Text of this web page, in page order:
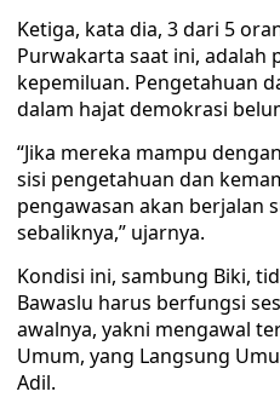
Ketiga, kata dia, 3 dari 5
Purwakarta saat ini, adalah
kepemiluan. Pengetahuan
dalam hajat demokrasi
“Jika mereka mampu
sisi pengetahuan dan
pengawasan akan berjalan
sebaliknya,” ujarnya.
Kondisi ini, sambung Biki,
Bawaslu harus berfungsi
awalnya, yakni mengawal
Umum, yang Langsung
Adil.